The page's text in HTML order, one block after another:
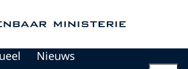
Nieuws